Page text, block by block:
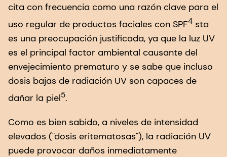
cita con frecuencia como una razón clave para el
uso regular de productos faciales con SPF4 sta
es una preocupación justificada, ya que la luz UV
es el principal factor ambiental causante del
envejecimiento prematuro y se sabe que incluso
dosis bajas de radiación UV son capaces de
dañar la piel5.
Como es bien sabido, a niveles de intensidad
elevados ("dosis eritematosas"), la radiación UV
puede provocar daños inmediatamente